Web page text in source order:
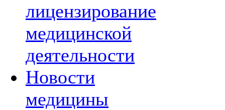
лицензирование
медицинской
деятельности
Новости
медицины